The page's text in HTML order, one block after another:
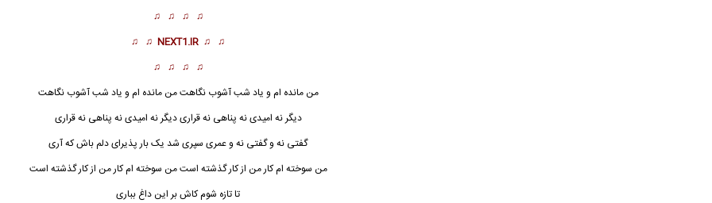
♫ ♫ ♫ ♫
♫ ♫
NEXT1.IR
♫ ♫
♫ ♫ ♫ ♫
من مانده ام و یاد شب آشوب نگاهت من مانده ام و یاد شب آشوب نگاهت
دیگر نه امیدی نه پناهی نه قراری دیگر نه امیدی نه پناهی نه قراری
گفتی نه و گفتی نه و عمری سپری شد یک بار پذیرای دلم باش که آری
من سوخته ام کار من از کار گذشته است من سوخته ام کار من از کار گذشته است
تا تازه شوم کاش بر این داغ بباری